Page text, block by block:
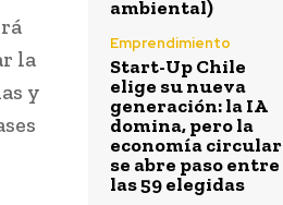
la
y
ambiental)
Emprendimiento
Start-Up Chile
elige su nueva
generación: la IA
domina, pero la
economía circular
se abre paso entre
las 59 elegidas